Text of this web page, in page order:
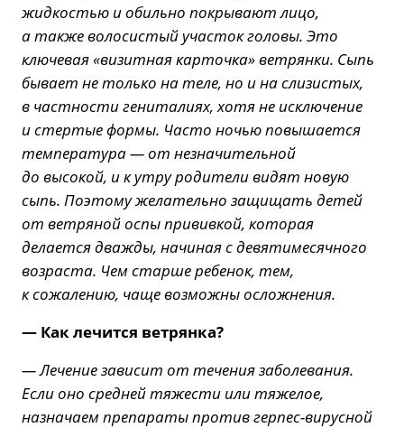
жидкостью и обильно покрывают лицо,
а также волосистый участок головы. Это
ключевая «визитная карточка» ветрянки. Сыпь
бывает не только на теле, но и на слизистых,
в частности гениталиях, хотя не исключение
и стертые формы. Часто ночью повышается
температура — от незначительной
до высокой, и к утру родители видят новую
сыпь. Поэтому желательно защищать детей
от ветряной оспы прививкой, которая
делается дважды, начиная с девятимесячного
возраста. Чем старше ребенок, тем,
к сожалению, чаще возможны осложнения.
— Как лечится ветрянка?
— Лечение зависит от течения заболевания.
Если оно средней тяжести или тяжелое,
назначаем препараты против герпес-вирусной